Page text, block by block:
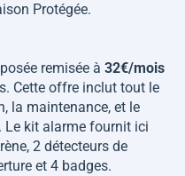
Protégée.
remisée à 32€/mois
Cette offre inclut tout le
la maintenance, et le
Le kit alarme fournit ici
2 détecteurs de
et 4 badges.